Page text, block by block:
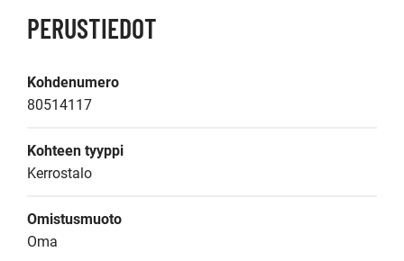
PERUSTIEDOT
Kohdenumero
80514117
Kohteen tyyppi
Kerrostalo
Omistusmuoto
Oma